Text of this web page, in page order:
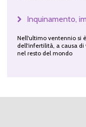
Inquinamento,
Nell'ultimo ventennio si
dell'infertilità, a causa
nel resto del mondo